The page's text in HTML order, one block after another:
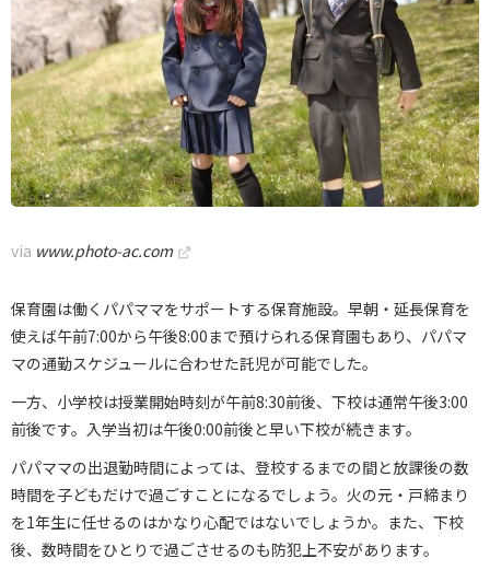
via www.photo-ac.com
保育園は働くパパママをサポートする保育施設。早朝・延長保育を
使えば午前7:00から午後8:00まで預けられる保育園もあり、パパマ
マの通勤スケジュールに合わせた託児が可能でした。
一方、小学校は授業開始時刻が午前8:30前後、下校は通常午後3:00
前後です。入学当初は午後0:00前後と早い下校が続きます。
パパママの出退勤時間によっては、登校するまでの間と放課後の数
時間を子どもだけで過ごすことになるでしょう。火の元・戸締まり
を1年生に任せるのはかなり心配ではないでしょうか。また、下校
後、数時間をひとりで過ごさせるのも防犯上不安があります。